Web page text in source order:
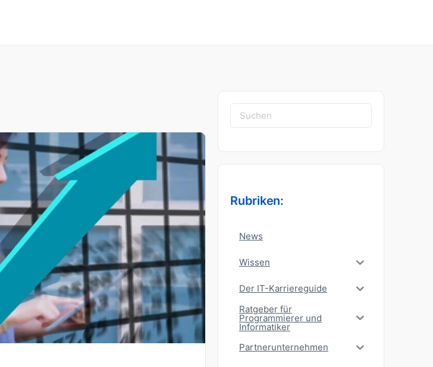
Suchen
nach:
Rubriken:
News
Wissen
Der IT-Karriereguide
Ratgeber für
Programmierer und
Informatiker
Partnerunternehmen